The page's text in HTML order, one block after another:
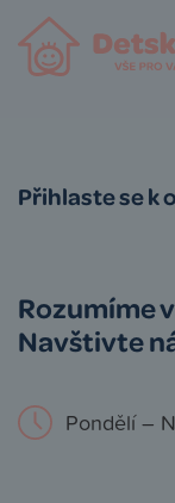
Přihlaste se k
Rozumíme
Navštivte
Pondělí –